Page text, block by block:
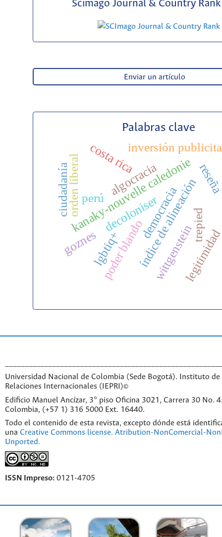
Scimago Journal & Country Rank
Enviar un artículo
Palabras clave
trepied
decoloniser
kanaky-nouvelle caledonie
algocracia
democracia
índice de alineación
orden liberal
poder blando
inversión
costa rica
lgbtiq+
perú
wittgenstein
goznes
ciudadanía
Universidad Nacional de Colombia (Sede Bogotá). Instituto
Relaciones Internacionales (IEPRI)©
Edificio Manuel Ancízar, 3° piso Oficina 3021, Carrera 30 No.
Colombia, (+57 1) 316 5000 Ext. 16440.
Todo el contenido de esta revista, excepto dónde está
una Creative Commons license. Atribution-NonComercial-
Unported.
ISSN Impreso: 0121-4705